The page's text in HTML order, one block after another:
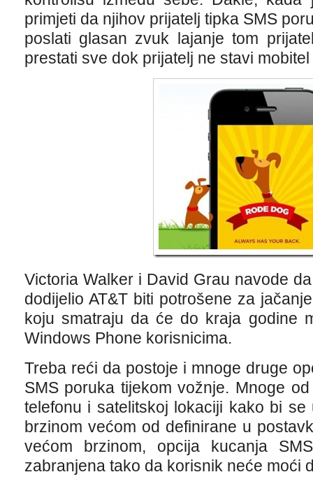
primjeti da njihov prijatelj tipka SMS
poslati glasan zvuk lajanje tom
prestati sve dok prijatelj ne stavi
Victoria Walker i David Grau navode
dodijelio AT&T biti potrošene za
koju smatraju da će do kraja godine
Windows Phone korisnicima.
Treba reći da postoje i mnoge druge
SMS poruka tijekom vožnje. Mnoge
telefonu i satelitskoj lokaciji kako bi
brzinom većom od definirane u
većom brzinom, opcija kucanja
zabranjena tako da korisnik neće moći